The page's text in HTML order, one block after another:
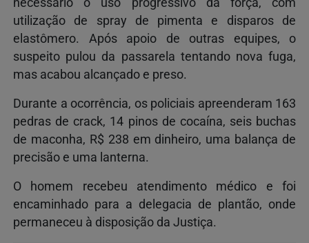
necessário o uso progressivo da força, com
utilização de spray de pimenta e disparos de
elastômero. Após apoio de outras equipes, o
suspeito pulou da passarela tentando nova fuga,
mas acabou alcançado e preso.
Durante a ocorrência, os policiais apreenderam 163
pedras de crack, 14 pinos de cocaína, seis buchas
de maconha, R$ 238 em dinheiro, uma balança de
precisão e uma lanterna.
O homem recebeu atendimento médico e foi
encaminhado para a delegacia de plantão, onde
permaneceu à disposição da Justiça.